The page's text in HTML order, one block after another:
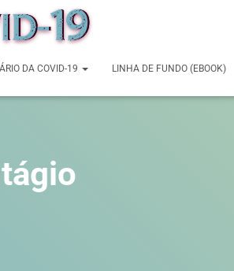
DA COVID-19 LINHA DE FUNDO (EBOOK)